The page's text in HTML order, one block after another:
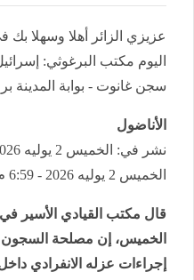
عزيزي الزائر أهلا وسهلا
اليوم مكتب البرغوثي:
سجن غانوت - بوابة المدينة
الأناضول
الخميس 2 يوليه 2026 - 6:59 م
قال مكتب القيادي الأسير
الخميس، إن مصلحة السجون
إجراءات عزله الانفرادي